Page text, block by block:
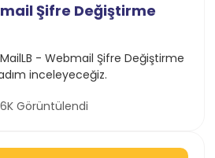
Şifre Değiştirme
- Webmail Şifre Değiştirme
adım inceleyeceğiz.
Görüntülendi